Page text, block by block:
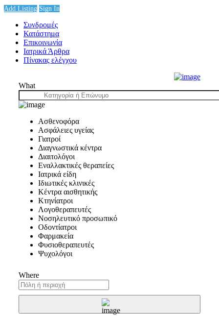
Add Listing Sign In
Συνδρομές
Κατάστημα
Επικοινωνία
Ιατρικά Άρθρα
Πίνακας ελέγχου
What
Ασθενοφόρα
Ασφάλειες υγείας
Γιατροί
Διαγνωστικά κέντρα
Διαιτολόγοι
Εναλλακτικές θεραπείες
Ιατρικά είδη
Ιδιωτικές κλινικές
Κέντρα αισθητικής
Κτηνίατροι
Λογοθεραπευτές
Νοσηλευτικό προσωπικό
Οδοντίατροι
Φαρμακεία
Φυσιοθεραπευτές
Ψυχολόγοι
Where